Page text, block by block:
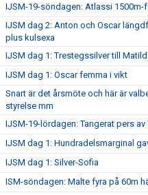
IJSM-19-söndagen: Atlassi 1500m-
IJSM dag 2: Anton och Oscar
plus kulsexa
IJSM dag 1: Trestegssilver till
IJSM dag 1: Oscar femma i vikt
Snart är det årsmöte och här är
styrelse mm
IJSM-19-lördagen: Tangerat pers
IJSM dag 1: Hundradelsmarginal
IJSM dag 1: Silver-Sofia
ISM-söndagen: Malte fyra på 60m